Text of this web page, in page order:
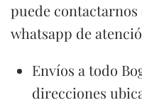
puede
whatsapp de
Envíos a todo
direcciones